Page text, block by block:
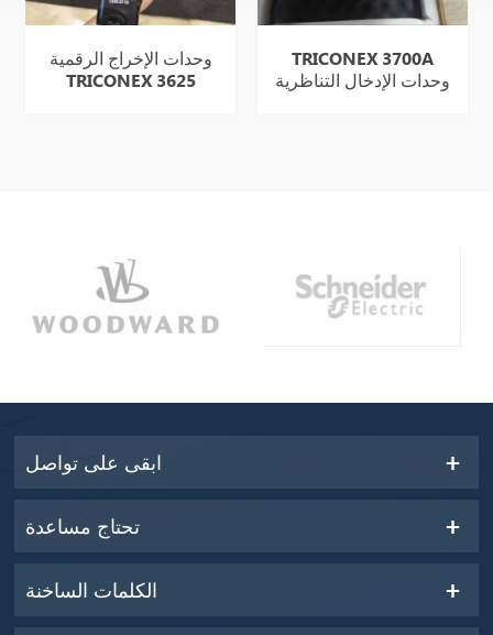
وحدات الإخراج الرقمية
TRICONEX 3625
TRICONEX 3700A
وحدات الإدخال التناظرية
ابقى على تواصل
تحتاج مساعدة
الكلمات الساخنة